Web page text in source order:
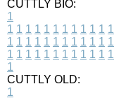
CUTTLY BIO:
1
1 1 1 1 1 1 1 1 1 1 1 1
1 1 1 1 1 1 1 1 1 1 1 1
1 1 1 1 1 1 1 1 1 1 1 1
1
CUTTLY OLD:
1